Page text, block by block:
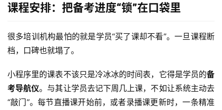
课程安排：把备考进度“锁”在口袋里
很多培训机构最怕的就是学员“买了课却不看”。一旦课程断
档，口碑也就塌了。
小程序里的课表不该只是冷冰冰的时间表，它得是学员的备
考导航仪。与其让学员去记下周几上课，不如让系统主动去
“敲门”。每节直播课开始前，或者录播课更新时，一条精准